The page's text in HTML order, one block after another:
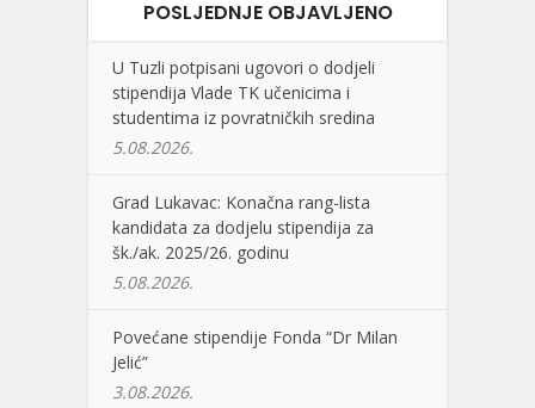
POSLJEDNJE OBJAVLJENO
U Tuzli potpisani ugovori o dodjeli
stipendija Vlade TK učenicima i
studentima iz povratničkih sredina
5.08.2026.
Grad Lukavac: Konačna rang-lista
kandidata za dodjelu stipendija za
šk./ak. 2025/26. godinu
5.08.2026.
Povećane stipendije Fonda “Dr Milan
Jelić”
3.08.2026.